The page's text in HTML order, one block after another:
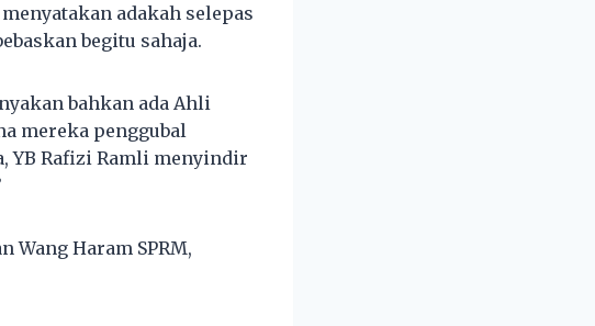
adakah selepas
begitu sahaja.
bahkan ada Ahli
mereka penggubal
YB Rafizi Ramli menyindir
Wang Haram SPRM,